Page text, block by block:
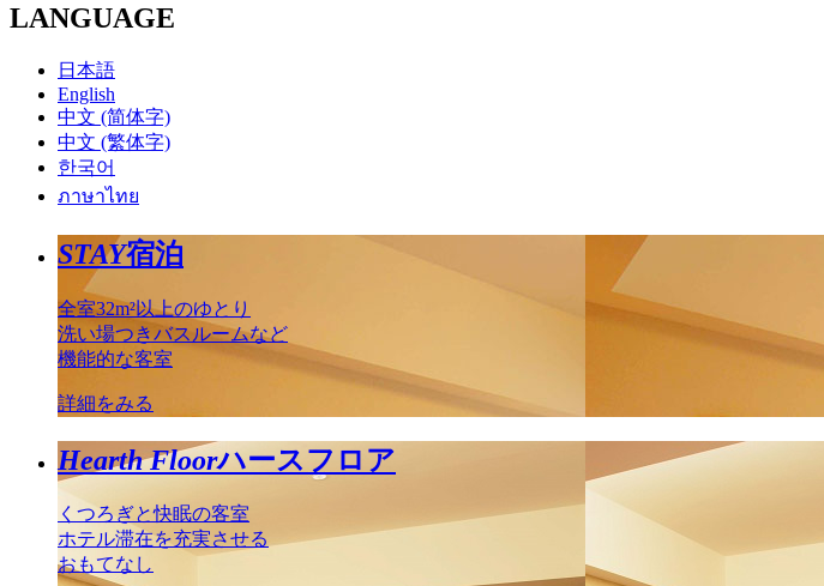
LANGUAGE
日本語
English
中文 (简体字)
中文 (繁体字)
한국어
ภาษาไทย
STAY宿泊
全室32m²以上のゆとり
洗い場つきバスルームなど
機能的な客室
詳細をみる
Hearth Floorハースフロア
くつろぎと快眠の客室
ホテル滞在を充実させる
おもてなし